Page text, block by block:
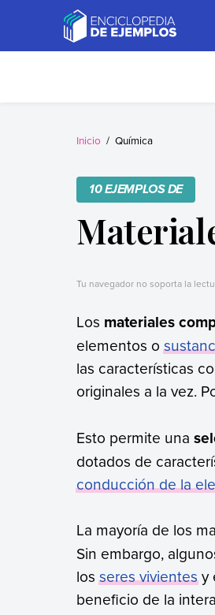
Ejemplos
Necesitas ejemplos.
Inicio Química
10 EJEMPLOS DE
Tu navegador no soporta la
Los materiales
elementos o
las características
originales a la vez.
Esto permite una
dotados de
conducción de la
La mayoría de los
Sin embargo,
losseres vivientesy
beneficio de la